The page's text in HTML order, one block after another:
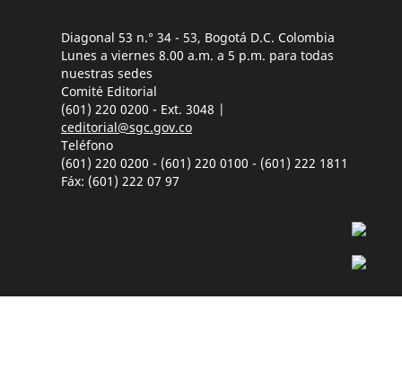
Diagonal 53 n.° 34 - 53, Bogotá D.C. Colombia
Lunes a viernes 8.00 a.m. a 5 p.m. para todas
nuestras sedes
Comité Editorial
(601) 220 0200 - Ext. 3048 |
ceditorial@sgc.gov.co
Teléfono
(601) 220 0200 - (601) 220 0100 - (601) 222 1811
Fáx: (601) 222 07 97